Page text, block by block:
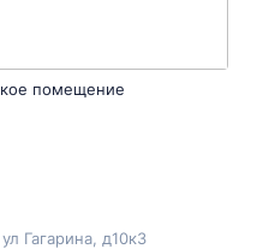
помещение
ул Гагарина , д10к3